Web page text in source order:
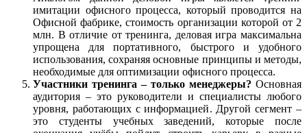
имитации офисного процесса, который проводится на
Офисной фабрике, стоимость организации которой от 2
млн. В отличие от тренинга, деловая игра максимальна
упрощена для портативного, быстрого и удобного
использования, сохраняя основные принципы и методы,
необходимые для оптимизации офисного процесса.
Участники тренинга – только менеджеры? Основная
аудитория – это руководители и специалисты любого
уровня, работающих с информацией. Другой сегмент –
это студенты учебных заведений, которые после